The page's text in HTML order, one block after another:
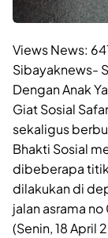
Views News:
Sibayaknews-
Dengan Anak
Giat Sosial
sekaligus
Bhakti Sosial
dibeberapa
dilakukan di
jalan asrama
(Senin, 18 April